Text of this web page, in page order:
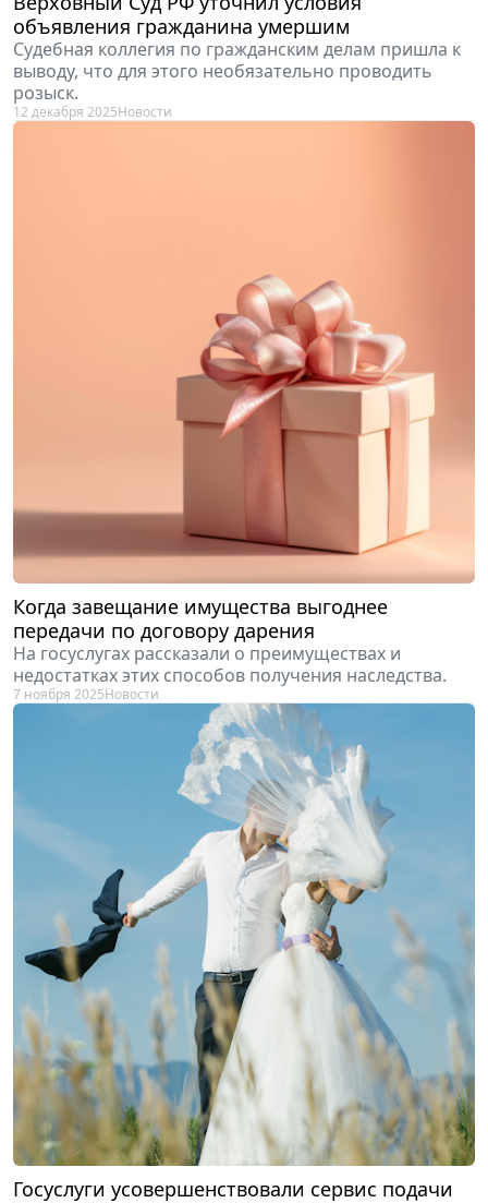
объявления гражданина умершим
Судебная коллегия по гражданским делам пришла к
выводу, что для этого необязательно проводить
розыск.
12 декабря 2025Новости
Когда завещание имущества выгоднее
передачи по договору дарения
На госуслугах рассказали о преимуществах и
недостатках этих способов получения наследства.
7 ноября 2025Новости
Госуслуги усовершенствовали сервис подачи